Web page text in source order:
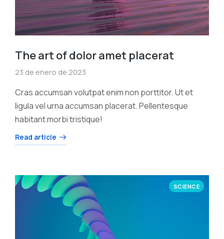
The art of dolor amet placerat
23 de enero de 2023
Cras accumsan volutpat enim non porttitor. Ut et
ligula vel urna accumsan placerat. Pellentesque
habitant morbi tristique!
Read article
SCIENCE